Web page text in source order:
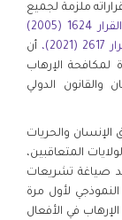
ملزمة لجميع
القرار 1624 (2005)
أن
لمكافحة الإرهاب
والقانون الدولي
الإنسان والحريات
المتعاقبين،
صياغة تشريعات
لأول مرة
في الأفعال